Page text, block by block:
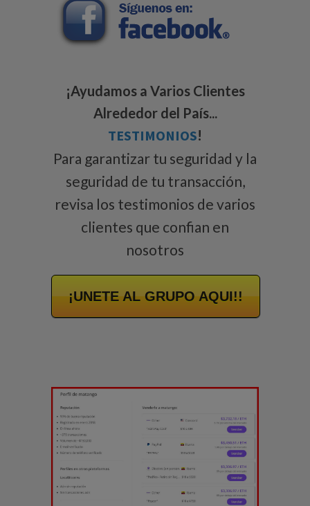
¡Ayudamos a Varios Clientes
Alrededor del País...
TESTIMONIOS!
Para garantizar tu seguridad y la
seguridad de tu transacción,
revisa los testimonios de varios
clientes que confian en
nosotros
¡UNETE AL GRUPO AQUI!!